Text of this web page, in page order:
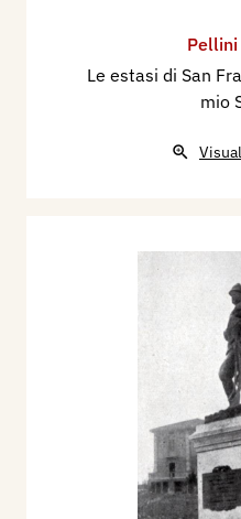
Pellini
Le estasi di San
mio